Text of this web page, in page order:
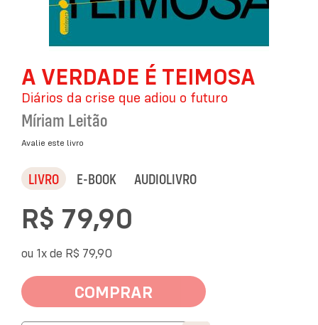
Galeria
A VERDADE É TEIMOSA
Diários da crise que adiou o futuro
Míriam Leitão
Avalie este livro
LIVRO E-BOOK AUDIOLIVRO
COMPRAR
R$ 79,90
ou 1x de R$ 79,90